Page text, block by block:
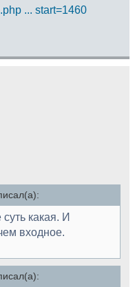
... start=1460
какая. И
входное.